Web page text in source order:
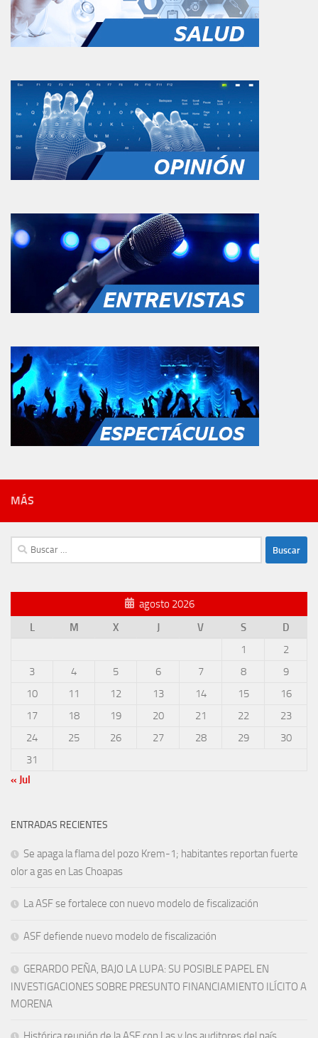
MÁS
Buscar:
agosto 2026
L
M X J V S
D
1
2
3
4 5 6 7 8
9
10
11 12 13 14 15
16
17
18 19 20 21 22
23
24
25 26 27 28 29
30
31
« Jul
ENTRADAS RECIENTES
Se apaga la flama del pozo Krem-1; habitantes reportan fuerte
olor a gas en Las Choapas
La ASF se fortalece con nuevo modelo de fiscalización
ASF defiende nuevo modelo de fiscalización
GERARDO PEÑA, BAJO LA LUPA: SU POSIBLE PAPEL EN
INVESTIGACIONES SOBRE PRESUNTO FINANCIAMIENTO ILÍCITO A
MORENA